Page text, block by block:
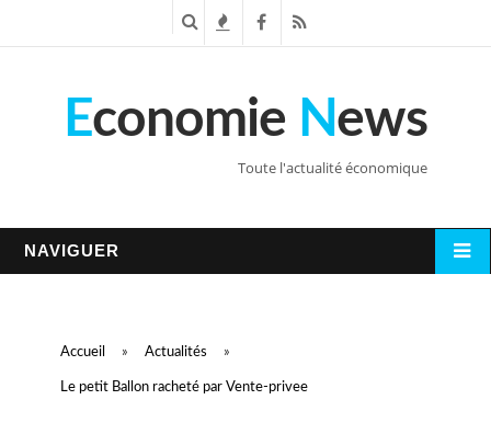
c n
s
F
c
R
S
Economie News
Toute l'actualité économique
NAVIGUER
Accueil » Actualités »
Le petit Ballon racheté par Vente-privee